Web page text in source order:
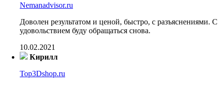
Nemanadvisor.ru
Доволен результатом и ценой, быстро, с разъяснениями. С
удовольствием буду обращаться снова.
10.02.2021
Кирилл
Top3Dshop.ru